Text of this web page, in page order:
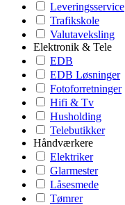
Leveringsservice
Trafikskole
Valutaveksling
Elektronik & Tele
EDB
EDB Løsninger
Fotoforretninger
Hifi & Tv
Husholding
Telebutikker
Håndværkere
Elektriker
Glarmester
Låsesmede
Tømrer